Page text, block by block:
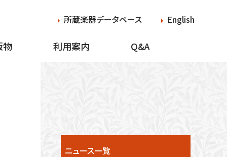
物 利用案内 Q&A
所蔵楽器データベース English
ニュース一覧